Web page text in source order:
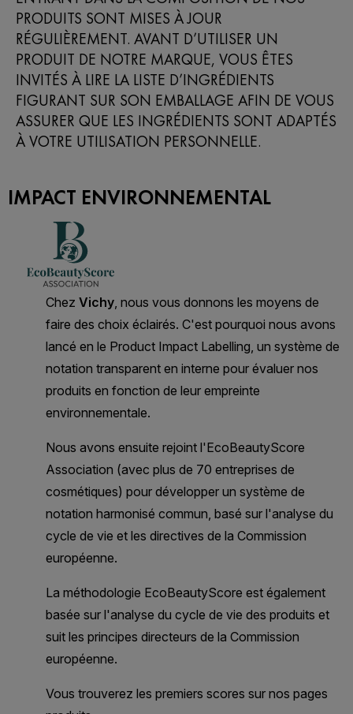
PRODUITS SONT MISES À JOUR
RÉGULIÈREMENT. AVANT D’UTILISER UN
PRODUIT DE NOTRE MARQUE, VOUS ÊTES
INVITÉS À LIRE LA LISTE D’INGRÉDIENTS
FIGURANT SUR SON EMBALLAGE AFIN DE VOUS
ASSURER QUE LES INGRÉDIENTS SONT ADAPTÉS
À VOTRE UTILISATION PERSONNELLE.
IMPACT ENVIRONNEMENTAL